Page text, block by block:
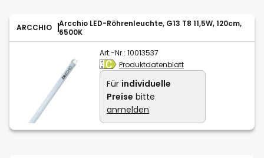
ARCCHIO
Arcchio LED-Röhrenleuchte, G13 T8 11,5W, 120cm,
6500K
Art.-Nr.: 10013537
Produktdatenblatt
Für individuelle
Preise bitte
anmelden